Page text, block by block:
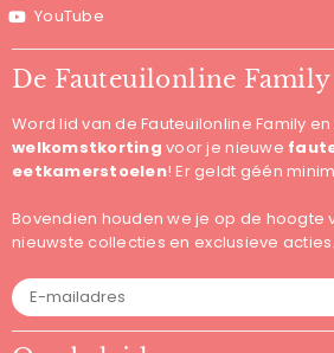
YouTube
De Fauteuilonline Family
Word lid van de Fauteuilonline Family
welkomstkortingvoor je nieuwe
eetkamerstoelen! Er geldt géén
Bovendien houden we je op de hoogte
nieuwste collecties en exclusieve acties.